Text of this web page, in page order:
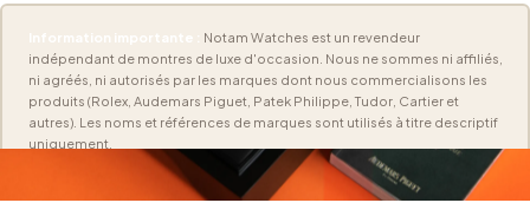
Information importante : Notam Watches est un revendeur
indépendant de montres de luxe d'occasion. Nous ne sommes ni affiliés,
ni agréés, ni autorisés par les marques dont nous commercialisons les
produits (Rolex, Audemars Piguet, Patek Philippe, Tudor, Cartier et
autres). Les noms et références de marques sont utilisés à titre descriptif
uniquement.